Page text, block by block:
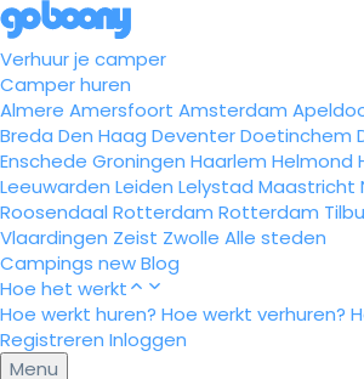
Verhuur je camper
Camper huren
Almere Amersfoort Amsterdam
Breda Den Haag DeventerDoetinchem
Enschede Groningen Haarlem Helmond
Leeuwarden Leiden Lelystad Maastricht
Roosendaal Rotterdam Rotterdam
Vlaardingen Zeist Zwolle Alle steden
Campings newBlog
Hoe het werkt
Hoe werkt huren? Hoe werkt verhuren?
Registreren Inloggen
Menu